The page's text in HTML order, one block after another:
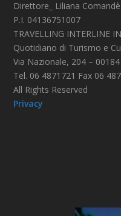
Direttore_ Liliana Comandè
P.I. 04136751007
TRAVELLING INTERLINE
Quotidiano di Turismo e
Via Nazionale, 204 –
Tel. 06 4871721 Fax 06
All Rights Reserved
Privacy